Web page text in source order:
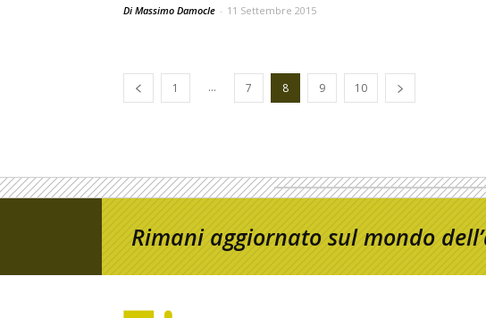
Di Massimo Damocle - 11 Settembre 2015
1 ... 7 8 9 10
Rimani aggiornato sul mondo